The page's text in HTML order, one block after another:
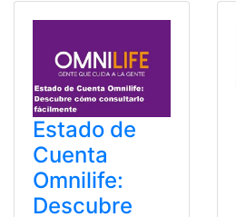
Estado de
Cuenta
Omnilife:
Descubre